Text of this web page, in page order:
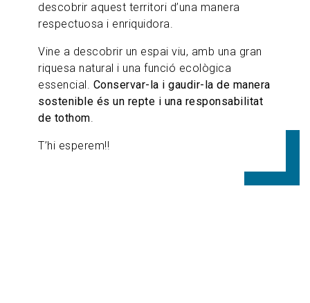
descobrir aquest territori d’una manera
respectuosa i enriquidora.
Vine a descobrir un espai viu, amb una gran
riquesa natural i una funció ecològica
essencial. Conservar-la i gaudir-la de manera
sostenible és un repte i una responsabilitat
de tothom.
T’hi esperem!!